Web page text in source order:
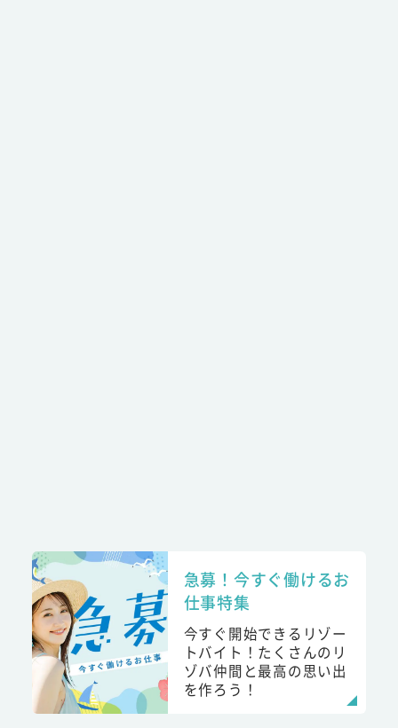
急募！今すぐ働けるお
仕事特集
今すぐ開始できるリゾー
トバイト！たくさんのリ
ゾバ仲間と最高の思い出
を作ろう！